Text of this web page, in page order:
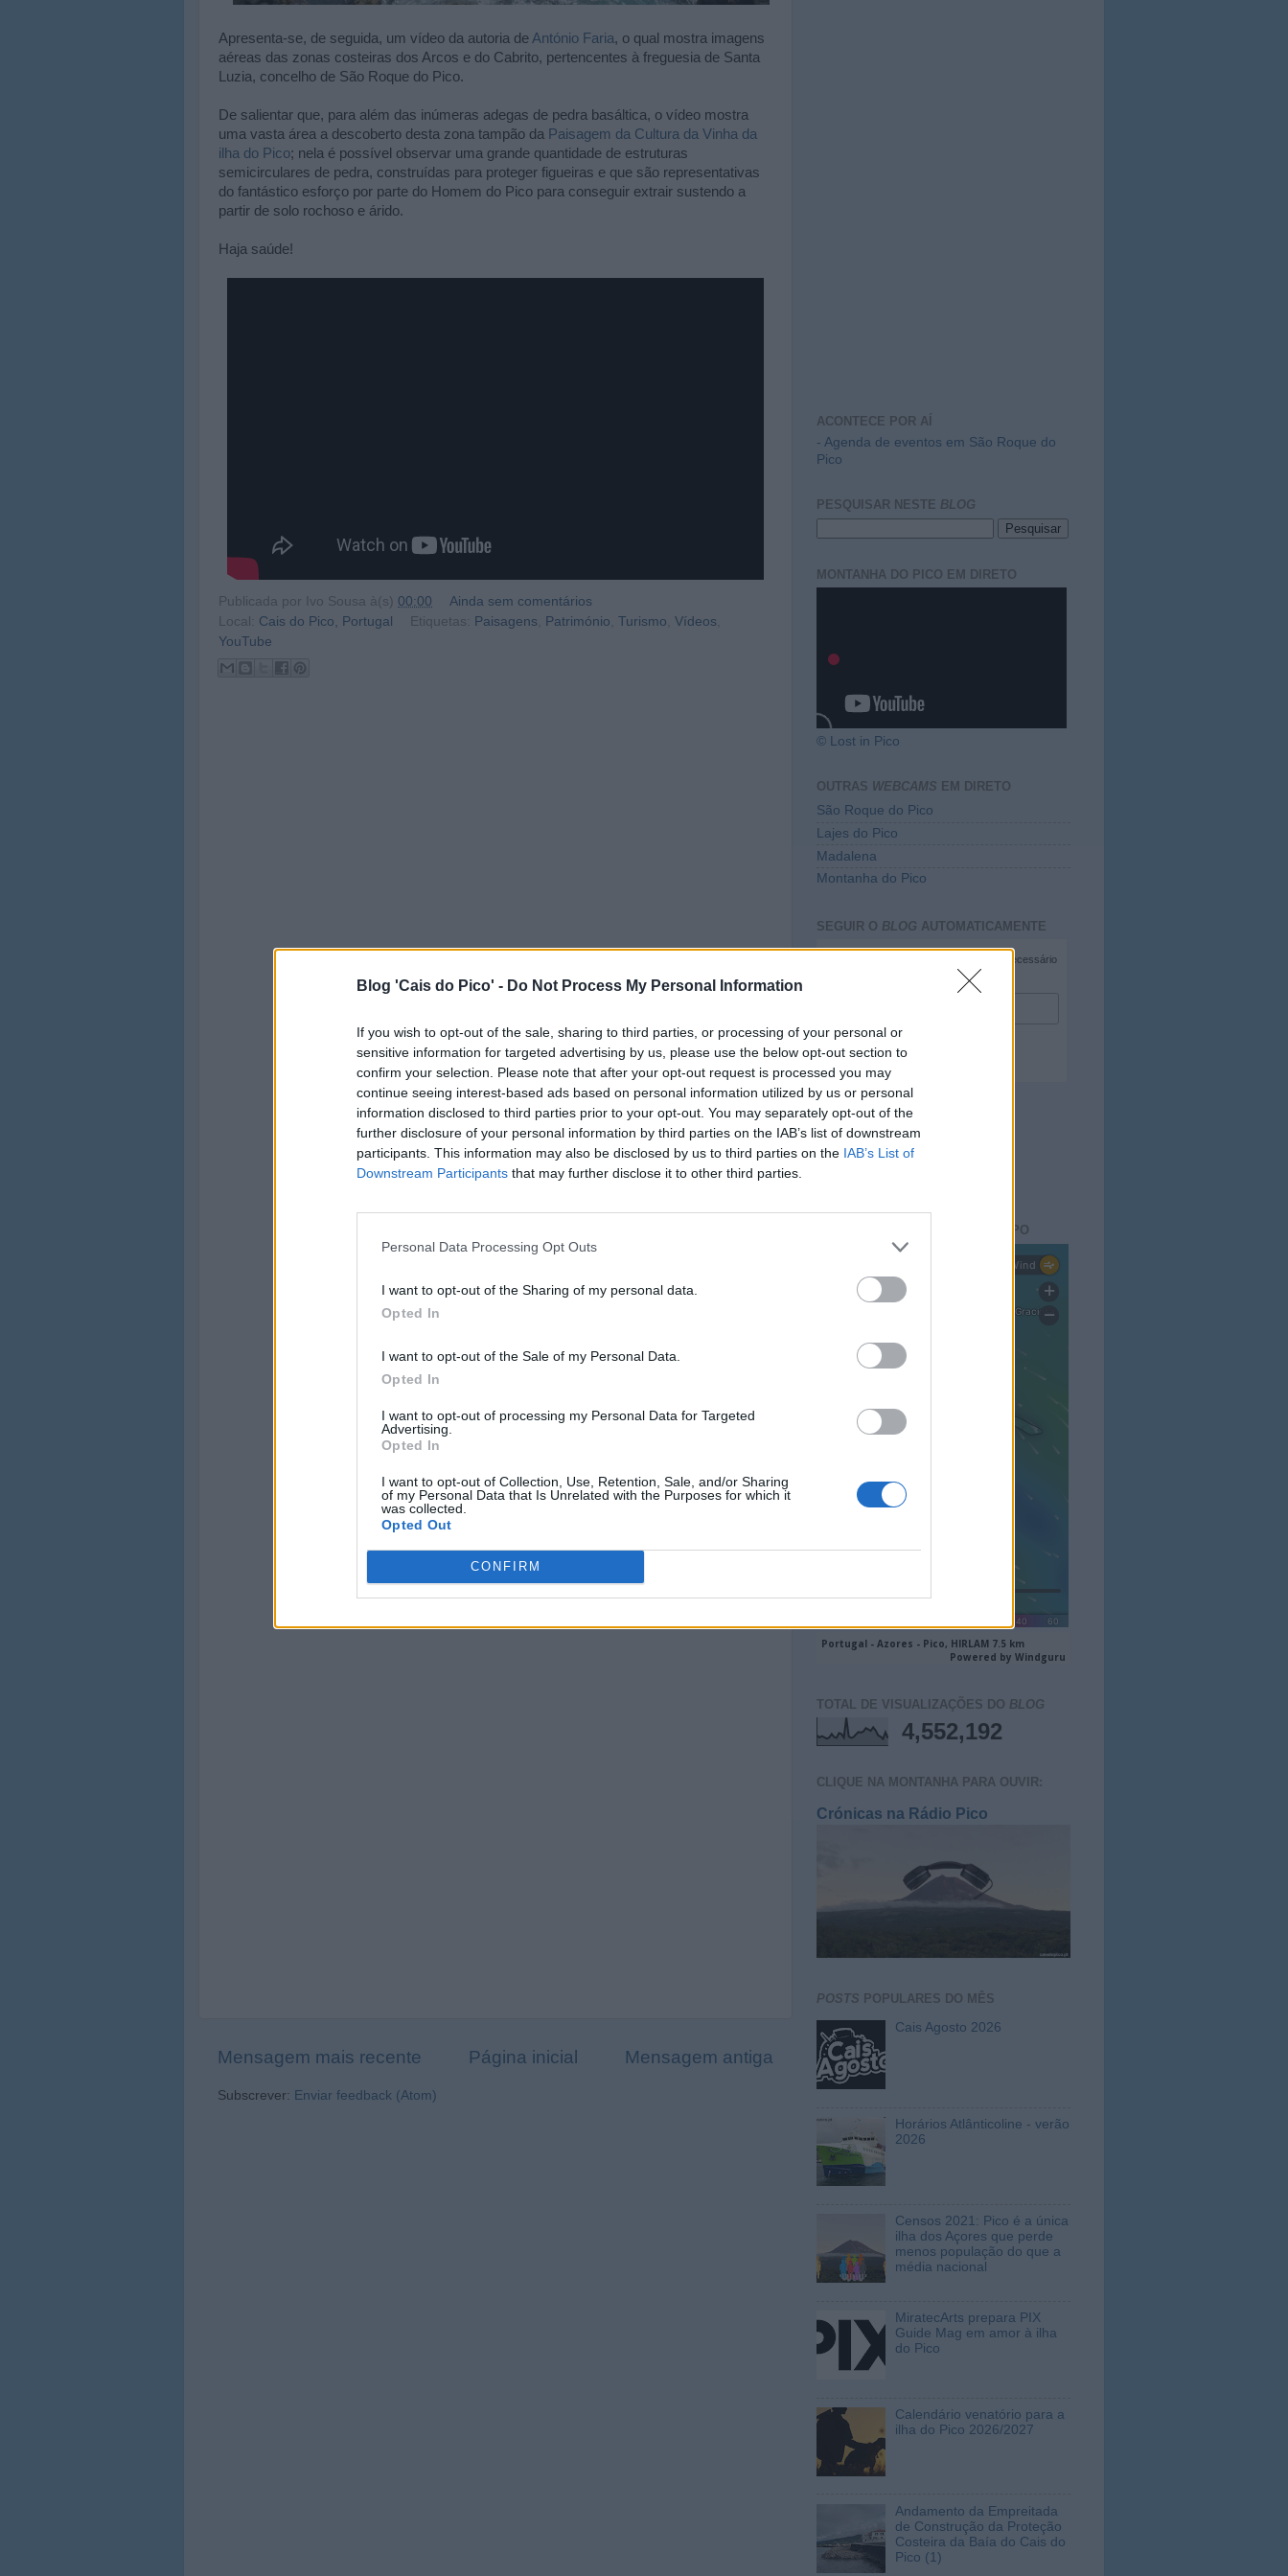
Blog 'Cais do Pico' - Do Not Process My Personal Information
If you wish to opt-out of the sale, sharing to third parties, or processing of your personal or
sensitive information for targeted advertising by us, please use the below opt-out section to
confirm your selection. Please note that after your opt-out request is processed you may
continue seeing interest-based ads based on personal information utilized by us or personal
information disclosed to third parties prior to your opt-out. You may separately opt-out of the
further disclosure of your personal information by third parties on the IAB’s list of downstream
participants. This information may also be disclosed by us to third parties on the IAB’s List of
Downstream Participants that may further disclose it to other third parties.
Personal Data Processing Opt Outs
I want to opt-out of the Sharing of my personal data.
Opted In
I want to opt-out of the Sale of my Personal Data.
Opted In
I want to opt-out of processing my Personal Data for Targeted
Advertising.
Opted In
I want to opt-out of Collection, Use, Retention, Sale, and/or Sharing
of my Personal Data that Is Unrelated with the Purposes for which it
was collected.
Opted Out
CONFIRM
Apresenta-se, de seguida, um vídeo da autoria de António Faria, o qual mostra imagens
aéreas das zonas costeiras dos Arcos e do Cabrito, pertencentes à freguesia de Santa
Luzia, concelho de São Roque do Pico.
De salientar que, para além das inúmeras adegas de pedra basáltica, o vídeo mostra
uma vasta área a descoberto desta zona tampão da Paisagem da Cultura da Vinha da
ilha do Pico; nela é possível observar uma grande quantidade de estruturas
semicirculares de pedra, construídas para proteger figueiras e que são representativas
do fantástico esforço por parte do Homem do Pico para conseguir extrair sustendo a
partir de solo rochoso e árido.
Haja saúde!
Publicada por Ivo Sousa à(s) 00:00
Ainda sem comentários
Local: Cais do Pico, Portugal Etiquetas: Paisagens Património Turismo Vídeos
YouTube
Mensagem mais recente Mensagem antiga
Página inicial
Subscrever: Enviar feedback (Atom)
ACONTECE POR AÍ
- Agenda de eventos em São Roque do
Pico
PESQUISAR NESTE BLOG
MONTANHA DO PICO EM DIRETO
© Lost in Pico
OUTRAS WEBCAMS EM DIRETO
São Roque do Pico
Lajes do Pico
Madalena
Montanha do Pico
SEGUIR O BLOG AUTOMATICAMENTE
campo necessário
PREVISÃO DO ESTADO DO TEMPO
TOTAL DE VISUALIZAÇÕES DO BLOG
4,552,192
CLIQUE NA MONTANHA PARA OUVIR:
Crónicas na Rádio Pico
POSTS POPULARES DO MÊS
Cais Agosto 2026
Horários Atlânticoline - verão
2026
Censos 2021: Pico é a única
ilha dos Açores que perde
menos população do que a
média nacional
MiratecArts prepara PIX
Guide Mag em amor à ilha
do Pico
Calendário venatório para a
ilha do Pico 2026/2027
Andamento da Empreitada
de Construção da Proteção
Costeira da Baía do Cais do
Pico (1)